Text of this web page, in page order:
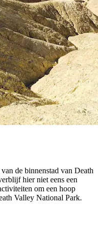
de binnenstad van Death
hier niet eens een
om een hoop
Valley National Park.